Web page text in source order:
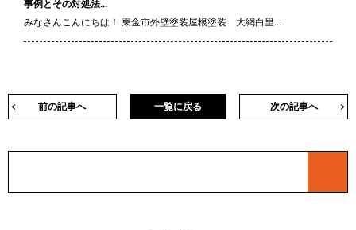
事例とその対処法...
みなさんこんにちは！ 東金市外壁塗装屋根塗装 大網白里...
前の記事へ 次の記事へ
一覧に戻る